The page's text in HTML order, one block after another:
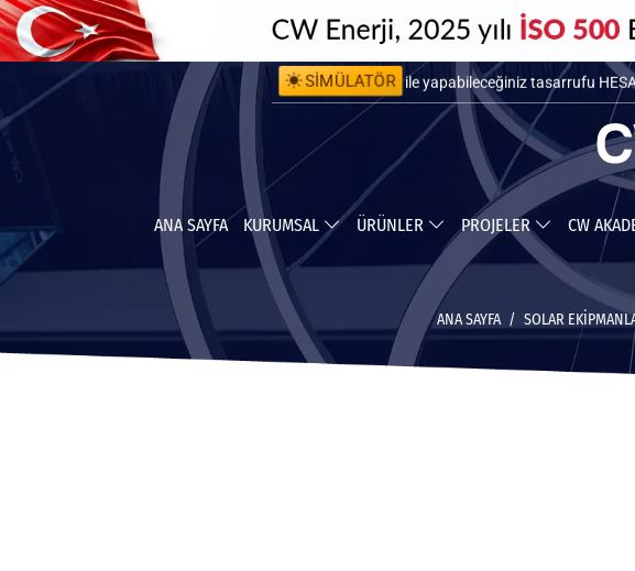
SİMÜLATÖR
ile kurulum maliyetini
ile yapabileceğiniz tasarrufu
ANA SAYFA KURUMSAL ÜRÜNLER PROJELER CW
ANA SAYFA SOLAR